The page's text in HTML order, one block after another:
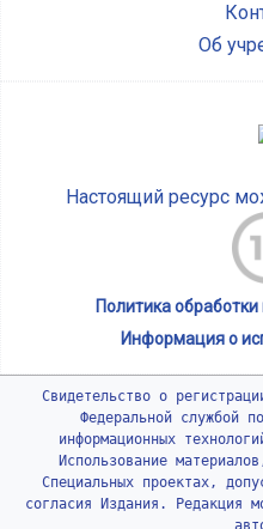
Об
Настоящий ресурс
Политика
Информация о
Свидетельство о
Федеральной службой
информационных
Использование
Специальных проектах,
согласия Издания. Редакция